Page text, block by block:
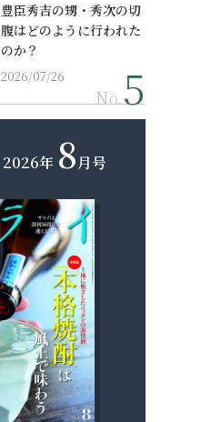
豊臣秀吉の甥・秀次の切
腹はどのように行われた
のか？
2026/07/26
No.
2026年 8月号